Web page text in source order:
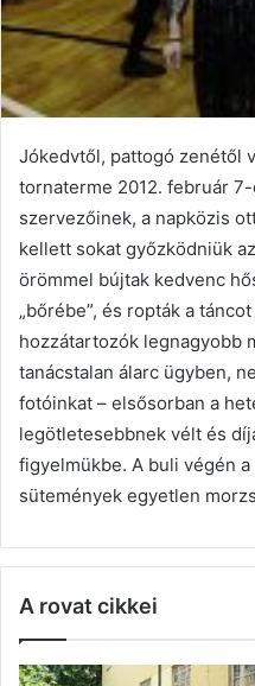
Jókedvtől, pattogó zenétől
tornaterme 2012. február
szervezőinek, a napközis
kellett sokat győzködniük
örömmel bújtak kedvenc
„bőrébe”, és ropták a
hozzátartozók legnagyobb
tanácstalan álarc ügyben,
fotóinkat – elsősorban a
legötletesebbnek vélt és
figyelmükbe. A buli végén
sütemények egyetlen
A rovat cikkei